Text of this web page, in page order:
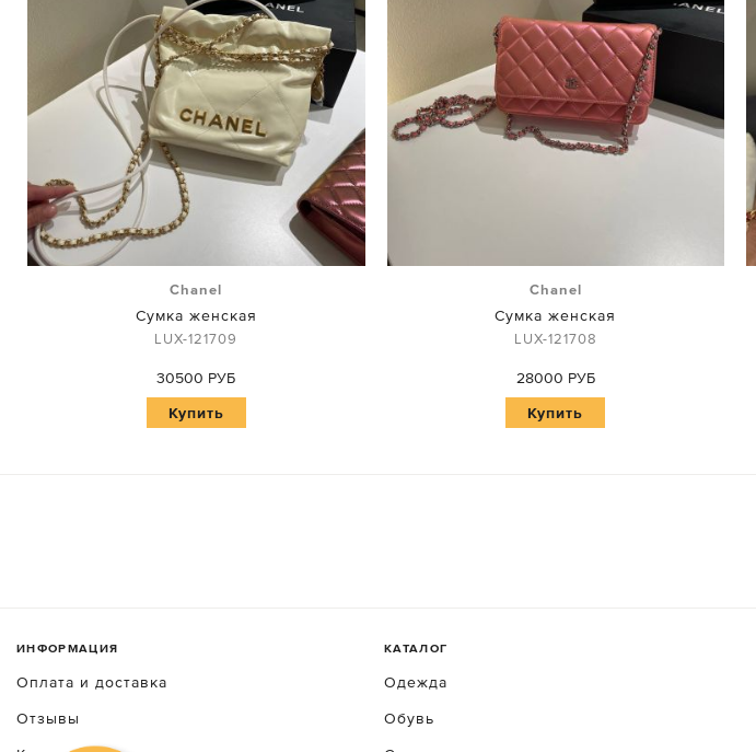
Chanel
Сумка женская
LUX-121709
30500 РУБ
Купить
Chanel
Сумка женская
LUX-121708
28000 РУБ
Купить
ИНФОРМАЦИЯ
Оплата и доставка
Отзывы
КАТАЛОГ
Одежда
Обувь